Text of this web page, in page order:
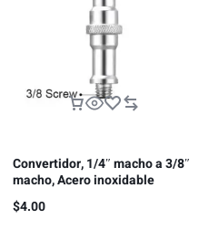
Convertidor, 1/4″ macho a 3/8″
macho, Acero inoxidable
$4.00